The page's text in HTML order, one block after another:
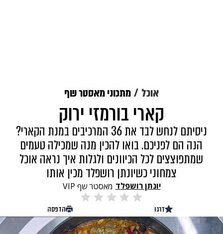
אוכל מתכוני מאסטר שף
קארי בורמזי ירוק
ניסיתם לנחש לבד את 36 המרכיבים במנת הקארי?
הנה הם לפניכם. בואו להכין מנה שמכילה טעמים
שמתפוצצים לכל הכיוונים ולגלות איך נראה אוכל
צמחוני כשיונתן רושפלד מכין אותו
יונתן רושפלד מאסטר שף VIP
דרגו הדפסה